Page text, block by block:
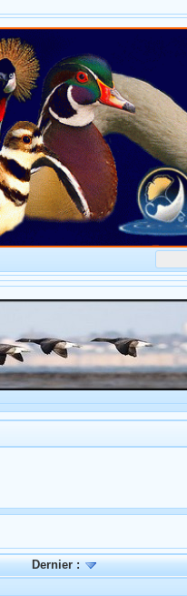
Dernier :